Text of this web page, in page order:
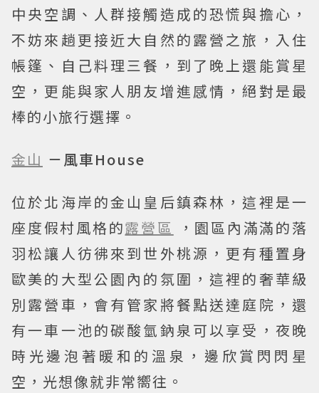
中央空調、人群接觸造成的恐慌與擔心，
不妨來趟更接近大自然的露營之旅，入住
帳篷、自己料理三餐，到了晚上還能賞星
空，更能與家人朋友增進感情，絕對是最
棒的小旅行選擇。
金山 －風車House
位於北海岸的金山皇后鎮森林，這裡是一
座度假村風格的露營區
，園區內滿滿的落
羽松讓人彷彿來到世外桃源，更有種置身
歐美的大型公園內的氛圍，這裡的奢華級
別露營車，會有管家將餐點送達庭院，還
有一車一池的碳酸氫鈉泉可以享受，夜晚
時光邊泡著暖和的溫泉，邊欣賞閃閃星
空，光想像就非常嚮往。